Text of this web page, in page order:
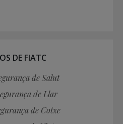
DE FIATC
de Salut
de Llar
de Cotxe